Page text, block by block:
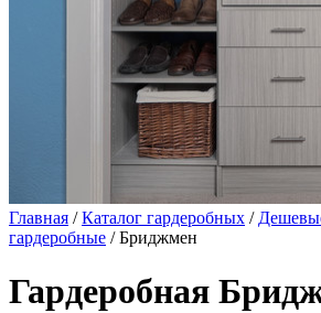
Главная /Каталог гардеробных /
гардеробные / Бриджмен
Гардеробная